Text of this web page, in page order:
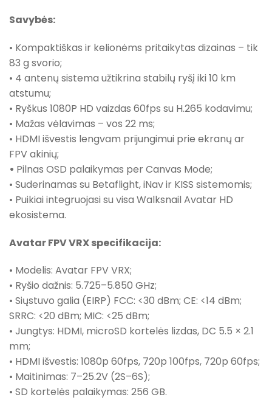
Savybės:
• Kompaktiškas ir kelionėms pritaikytas dizainas – tik
83 g svorio;
• 4 antenų sistema užtikrina stabilų ryšį iki 10 km
atstumu;
• Ryškus 1080P HD vaizdas 60fps su H.265 kodavimu;
• Mažas vėlavimas – vos 22 ms;
• HDMI išvestis lengvam prijungimui prie ekranų ar
FPV akinių;
• Pilnas OSD palaikymas per Canvas Mode;
• Suderinamas su Betaflight, iNav ir KISS sistemomis;
• Puikiai integruojasi su visa Walksnail Avatar HD
ekosistema.
Avatar FPV VRX specifikacija:
• Modelis: Avatar FPV VRX;
• Ryšio dažnis: 5.725–5.850 GHz;
• Siųstuvo galia (EIRP) FCC: <30 dBm; CE: <14 dBm;
SRRC: <20 dBm; MIC: <25 dBm;
• Jungtys: HDMI, microSD kortelės lizdas, DC 5.5 × 2.1
mm;
• HDMI išvestis: 1080p 60fps, 720p 100fps, 720p 60fps;
• Maitinimas: 7–25.2V (2S–6S);
• SD kortelės palaikymas: 256 GB.